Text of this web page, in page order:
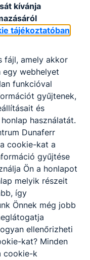
kívánja
tájékoztatóban
fájl, amely akkor
egy webhelyet
funkcióval
gyűjtenek,
és
használatát.
Dunaferr
cookie-kat a
gyűjtése
Ön a honlapot
melyik részeit
így
Önnek még jobb
ellenőrizheti
kat? Minden
cookie-k